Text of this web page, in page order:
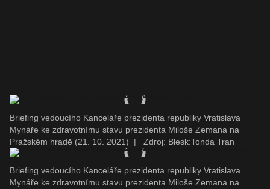
Briefing vedoucího Kanceláře prezidenta republiky Vratislava
Mynáře ke zdravotnímu stavu prezidenta Miloše Zemana na
Pražském hradě (21. 10. 2021)
| Zdroj: Blesk:Tonda Tran
Briefing vedoucího Kanceláře prezidenta republiky Vratislava
Mynáře ke zdravotnímu stavu prezidenta Miloše Zemana na